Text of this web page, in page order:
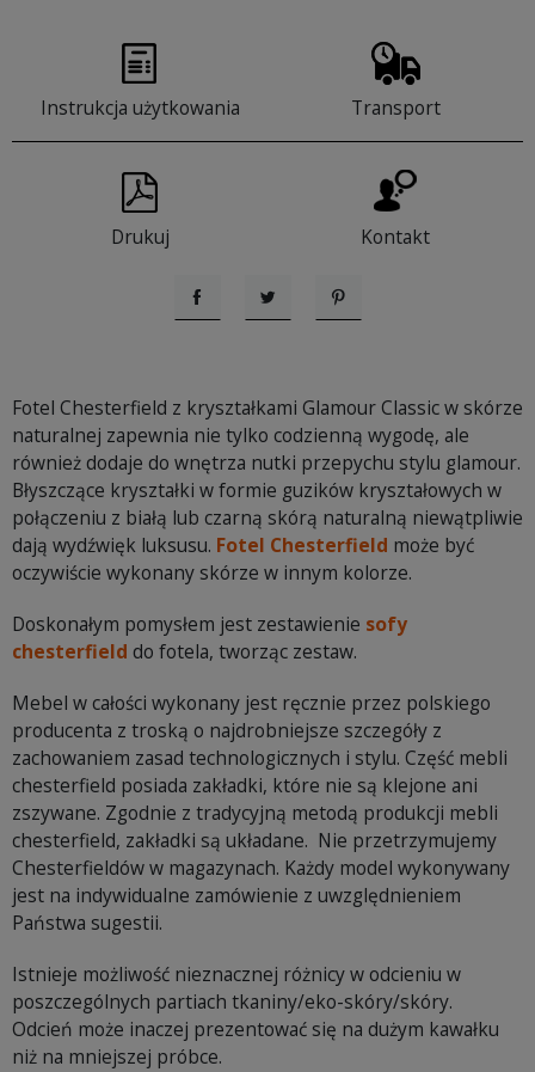
Instrukcja użytkowania Transport
Drukuj Kontakt
UdostępnijTweetujPinterest
Fotel Chesterfield z kryształkami Glamour Classic w skórze
naturalnej zapewnia nie tylko codzienną wygodę, ale
również dodaje do wnętrza nutki przepychu stylu glamour.
Błyszczące kryształki w formie guzików kryształowych w
połączeniu z białą lub czarną skórą naturalną niewątpliwie
dają wydźwięk luksusu. Fotel Chesterfield może być
oczywiście wykonany skórze w innym kolorze.
Doskonałym pomysłem jest zestawienie sofy
chesterfield do fotela, tworząc zestaw.
Mebel w całości wykonany jest ręcznie przez polskiego
producenta z troską o najdrobniejsze szczegóły z
zachowaniem zasad technologicznych i stylu. Część mebli
chesterfield posiada zakładki, które nie są klejone ani
zszywane. Zgodnie z tradycyjną metodą produkcji mebli
chesterfield, zakładki są układane. Nie przetrzymujemy
Chesterfieldów w magazynach. Każdy model wykonywany
jest na indywidualne zamówienie z uwzględnieniem
Państwa sugestii.
Istnieje możliwość nieznacznej różnicy w odcieniu w
poszczególnych partiach tkaniny/eko-skóry/skóry.
Odcień może inaczej prezentować się na dużym kawałku
niż na mniejszej próbce.